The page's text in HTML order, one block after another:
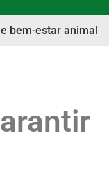
bem-estar animal